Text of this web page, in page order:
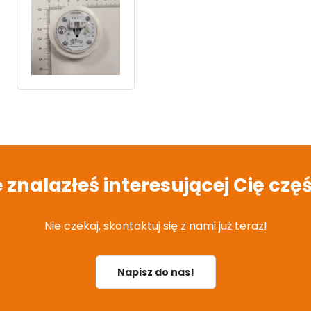
znalazłeś interesującej Cię
Nie czekaj, skontaktuj się z nami już teraz!
Napisz do nas!